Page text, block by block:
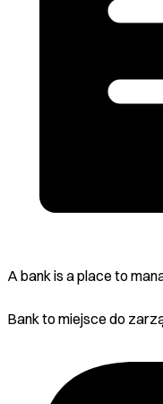
A bank is a place to
Bank to miejsce do